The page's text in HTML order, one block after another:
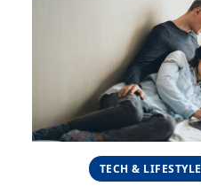
TECH & LIFESTYLE